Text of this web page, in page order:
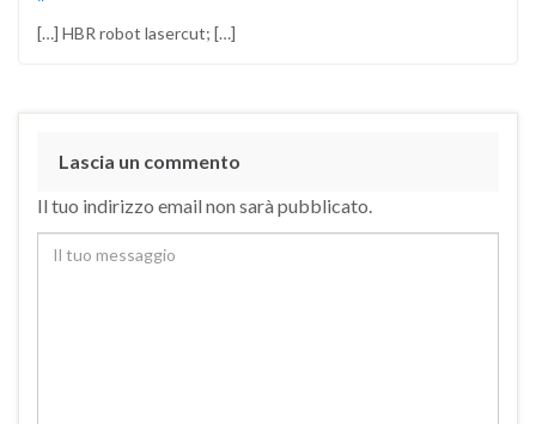
[…] HBR robot lasercut; […]
Lascia un commento
Il tuo indirizzo email non sarà pubblicato.